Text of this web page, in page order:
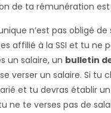
de ta rémunération
n’est pas obligé
affilié à la SSI et tu ne
un salaire, un bulletin
verser un salaire. Si tu
et tu devras établir un
ne te verses pas de